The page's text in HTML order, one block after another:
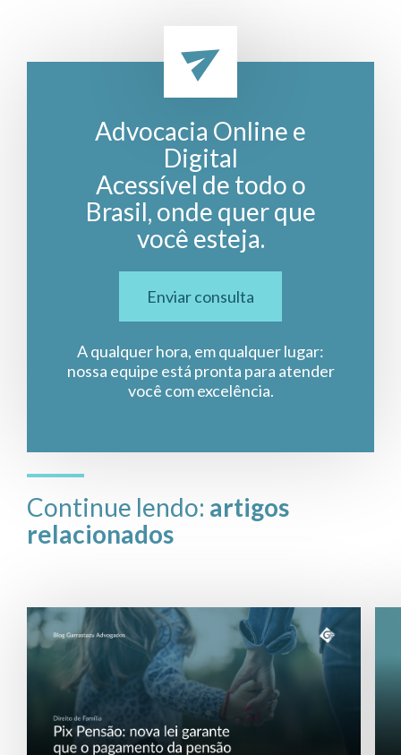
Advocacia Online e
Digital
Acessível de todo o
Brasil, onde quer que
você esteja.
Enviar consulta
A qualquer hora, em qualquer lugar:
nossa equipe está pronta para atender
você com excelência.
Continue lendo: artigos
relacionados